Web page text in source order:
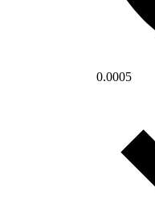
0.0005